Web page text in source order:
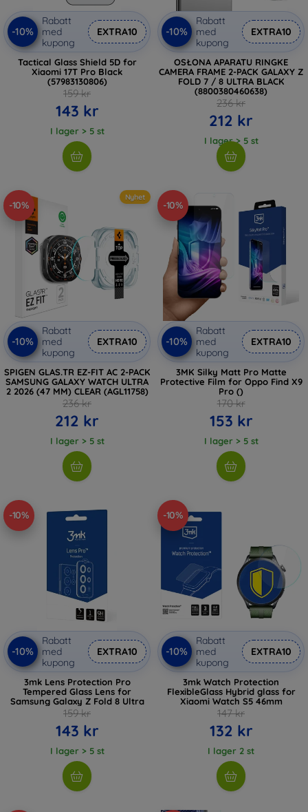
-10%
Rabatt
med
kupong
EXTRA10
Tactical Glass Shield 5D for
Xiaomi 17T Pro Black
(57983130806)
159 kr
143 kr
I lager > 5 st
-10%
Rabatt
med
kupong
EXTRA10
OSŁONA APARATU RINGKE
CAMERA FRAME 2-PACK GALAXY Z
FOLD 7 / 8 ULTRA BLACK
(8800380460638)
236 kr
212 kr
I lager > 5 st
-10%
Nyhet
-10%
Rabatt
med
kupong
EXTRA10
SPIGEN GLAS.TR EZ-FIT AC 2-PACK
SAMSUNG GALAXY WATCH ULTRA
2 2026 (47 MM) CLEAR (AGL11758)
236 kr
212 kr
I lager > 5 st
-10%
-10%
Rabatt
med
kupong
EXTRA10
3MK Silky Matt Pro Matte
Protective Film for Oppo Find X9
Pro ()
170 kr
153 kr
I lager > 5 st
-10%
-10%
Rabatt
med
kupong
EXTRA10
3mk Lens Protection Pro
Tempered Glass Lens for
Samsung Galaxy Z Fold 8 Ultra
159 kr
143 kr
I lager > 5 st
-10%
-10%
Rabatt
med
kupong
EXTRA10
3mk Watch Protection
FlexibleGlass Hybrid glass for
Xiaomi Watch S5 46mm
147 kr
132 kr
I lager 2 st